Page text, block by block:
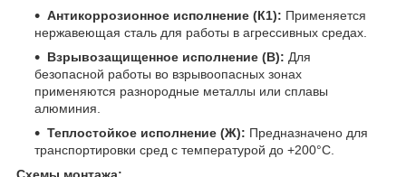
Антикоррозионное исполнение (К1): Применяется
нержавеющая сталь для работы в агрессивных средах.
Взрывозащищенное исполнение (В): Для
безопасной работы во взрывоопасных зонах
применяются разнородные металлы или сплавы
алюминия.
Теплостойкое исполнение (Ж): Предназначено для
транспортировки сред с температурой до +200°C.